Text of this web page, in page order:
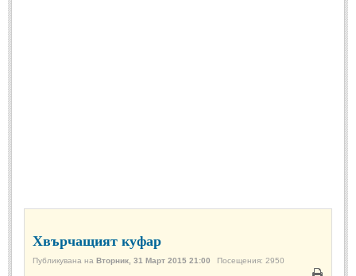
Хвърчащият куфар
Публикувана на Вторник, 31 Март 2015 21:00 Посещения: 2950